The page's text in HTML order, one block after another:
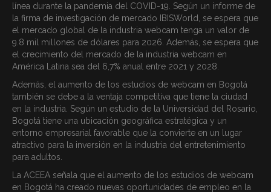
línea durante la pandemia del COVID-19. Según un informe de
la firma de investigación de mercado IBISWorld, se espera que
el mercado global de la industria webcam tenga un valor de
9.8 mil millones de dólares para 2026. Además, se espera que
el crecimiento del mercado de la industria webcam en
América Latina sea del 6,7% anual entre 2021 y 2028.
Además, el aumento de los estudios de webcam en Bogotá
también se debe a la ventaja competitiva que tiene la ciudad
en la industria. Según un estudio de la Universidad del Rosario,
Bogotá tiene una ubicación geográfica estratégica y un
entorno empresarial favorable que la convierte en un lugar
atractivo para la inversión en la industria del entretenimiento
para adultos.
La ACEEA señala que el aumento de los estudios de webcam
en Bogotá ha creado nuevas oportunidades de empleo en la